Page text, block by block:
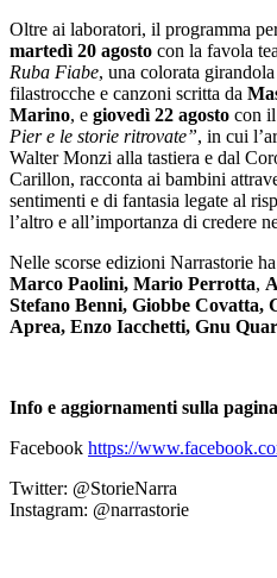
Oltre ai laboratori, il programma
martedì 20 agosto con la favola
Ruba Fiabe, una colorata
filastrocche e canzoni scritta da
Marino, e giovedì 22 agosto con
Pier e le storie ritrovate”, in cui
Walter Monzi alla tastiera e dal
Carillon, racconta ai bambini
sentimenti e di fantasia legate al
l’altro e all’importanza di credere
Nelle scorse edizioni Narrastorie
Marco Paolini, Mario Perrotta,
Stefano Benni, Giobbe Covatta,
Aprea, Enzo Iacchetti, Gnu
Info e aggiornamenti sulla pagina
Facebook https://
Twitter: @StorieNarra
Instagram: @narrastorie